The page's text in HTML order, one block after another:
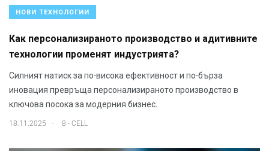
НОВИ ТЕХНОЛОГИИ
Как персонализираното производство и адитивните
технологии променят индустрията?
Силният натиск за по-висока ефективност и по-бърза
иновация превръща персонализираното производство в
ключова посока за модерния бизнес.
18.11.2025 . 8 - CELL